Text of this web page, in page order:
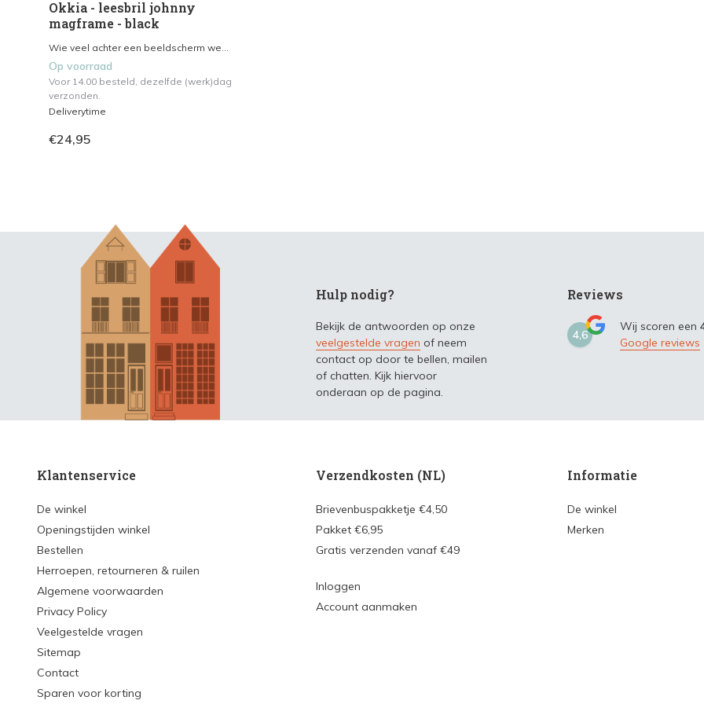
Okkia - leesbril johnny
magframe - black
Wie veel achter een beeldscherm we...
Op voorraad
Voor 14.00 besteld, dezelfde (werk)dag
verzonden.
Deliverytime
€24,95
Hulp nodig?
Bekijk de antwoorden op onze
veelgestelde vragen of neem
contact op door te bellen, mailen
of chatten. Kijk hiervoor
onderaan op de pagina.
Reviews
4,6
Wij scoren een
Google reviews
Klantenservice
De winkel
Openingstijden winkel
Bestellen
Herroepen, retourneren & ruilen
Algemene voorwaarden
Privacy Policy
Veelgestelde vragen
Sitemap
Contact
Sparen voor korting
Verzendkosten (NL)
Brievenbuspakketje €4,50
Pakket €6,95
Gratis verzenden vanaf €49
Inloggen
Account aanmaken
Informatie
De winkel
Merken